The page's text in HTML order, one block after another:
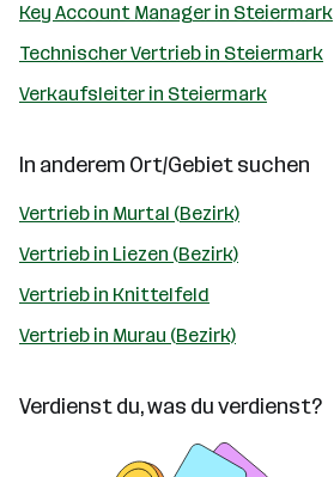
Key Account Manager in Steiermark
Technischer Vertrieb in Steiermark
Verkaufsleiter in Steiermark
In anderem Ort/Gebiet suchen
Vertrieb in Murtal (Bezirk)
Vertrieb in Liezen (Bezirk)
Vertrieb in Knittelfeld
Vertrieb in Murau (Bezirk)
Verdienst du, was du verdienst?